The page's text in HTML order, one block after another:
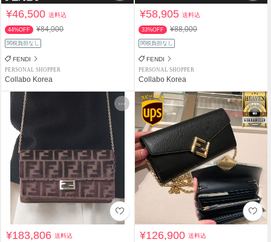
¥46,500送料込
44%OFF ¥84,000
関税負担なし
FENDI
PERSONAL SHOPPER
Collabo Korea
¥58,905送料込
33%OFF ¥88,000
関税負担なし
FENDI
PERSONAL SHOPPER
Collabo Korea
¥183,806送料込 ¥126,900送料込